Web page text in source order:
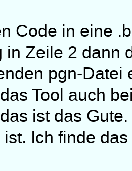
Code in eine
in Zeile 2 dann
pgn-Datei
Tool auch
ist das
Ich finde